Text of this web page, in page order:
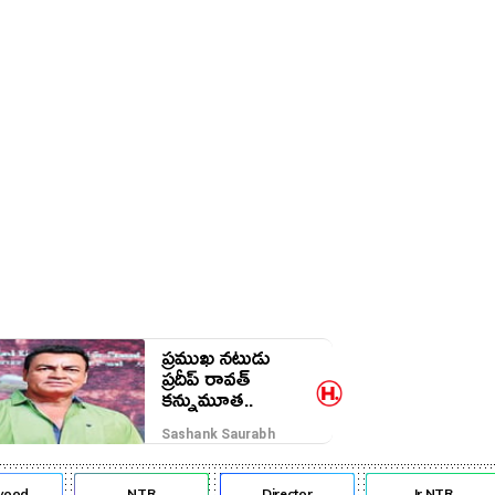
ప్రముఖ నటుడు
ప్రదీప్ రావత్
కన్నుమూత..
Sashank Saurabh